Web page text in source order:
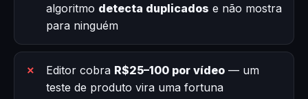
algoritmo detecta duplicados e não mostra
para ninguém
Editor cobra R$25–100 por vídeo — um
teste de produto vira uma fortuna